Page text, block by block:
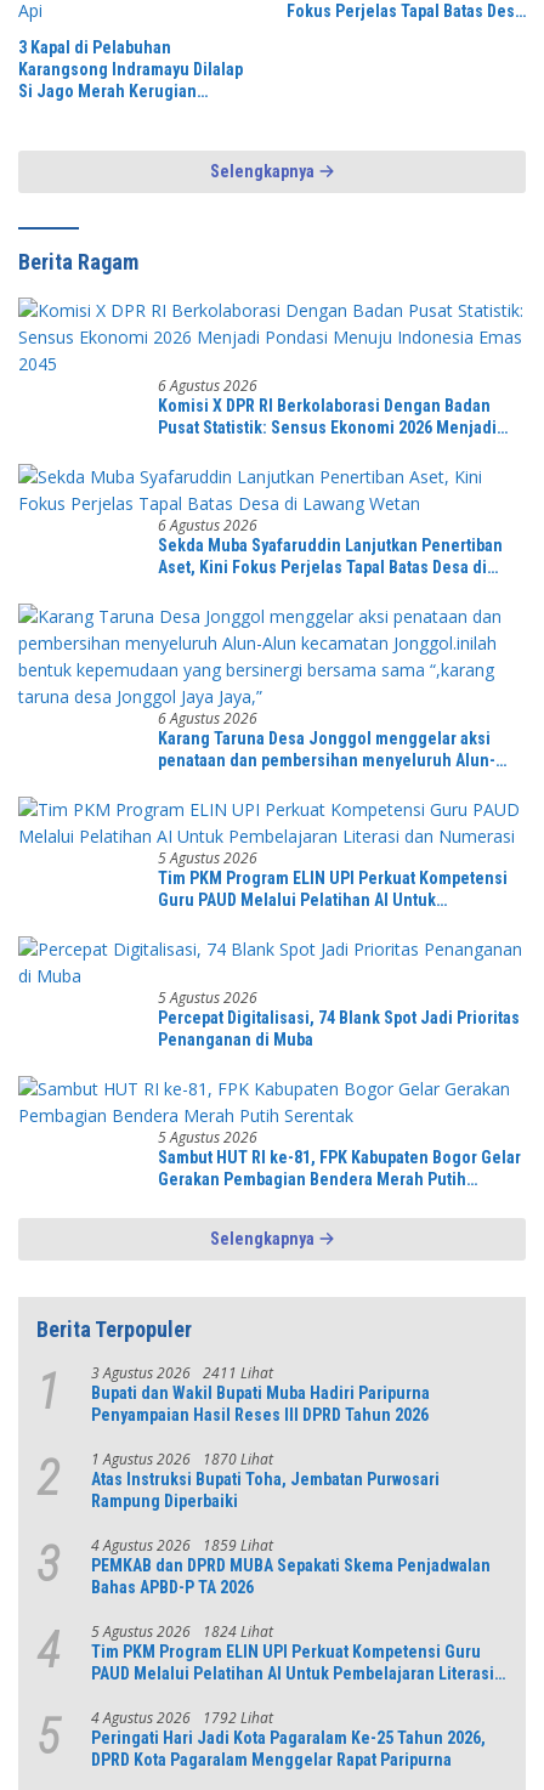
3 Kapal di Pelabuhan
Karangsong Indramayu Dilalap
Si Jago Merah Kerugian
Padamkan Api
Fokus Perjelas Tapal Batas Desa
Selengkapnya
Berita Ragam
6 Agustus 2026
Komisi X DPR RI Berkolaborasi Dengan Badan
Pusat Statistik: Sensus Ekonomi 2026 Menjadi
6 Agustus 2026
Sekda Muba Syafaruddin Lanjutkan Penertiban
Aset, Kini Fokus Perjelas Tapal Batas Desa di
6 Agustus 2026
Karang Taruna Desa Jonggol menggelar aksi
penataan dan pembersihan menyeluruh Alun-
kepemudaan yang bersinergi bersama sama
“,karang taruna desa Jonggol Jaya Jaya,”
5 Agustus 2026
Tim PKM Program ELIN UPI Perkuat Kompetensi
Guru PAUD Melalui Pelatihan AI Untuk
5 Agustus 2026
Percepat Digitalisasi, 74 Blank Spot Jadi Prioritas
Penanganan di Muba
5 Agustus 2026
Sambut HUT RI ke-81, FPK Kabupaten Bogor Gelar
Gerakan Pembagian Bendera Merah Putih
Selengkapnya
Berita Terpopuler
1 3 Agustus 2026 2411 Lihat
Bupati dan Wakil Bupati Muba Hadiri Paripurna
Penyampaian Hasil Reses III DPRD Tahun 2026
2 1 Agustus 2026 1870 Lihat
Atas Instruksi Bupati Toha, Jembatan Purwosari
Rampung Diperbaiki
3 4 Agustus 2026 1859 Lihat
PEMKAB dan DPRD MUBA Sepakati Skema Penjadwalan
Bahas APBD-P TA 2026
4 5 Agustus 2026 1824 Lihat
Tim PKM Program ELIN UPI Perkuat Kompetensi Guru
PAUD Melalui Pelatihan AI Untuk Pembelajaran Literasi
5 4 Agustus 2026 1792 Lihat
Peringati Hari Jadi Kota Pagaralam Ke-25 Tahun 2026,
DPRD Kota Pagaralam Menggelar Rapat Paripurna